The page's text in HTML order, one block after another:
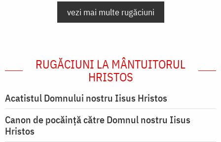
vezi mai multe rugăciuni
RUGĂCIUNI LA MÂNTUITORUL
HRISTOS
Acatistul Domnului nostru Iisus Hristos
Canon de pocăință către Domnul nostru Iisus
Hristos